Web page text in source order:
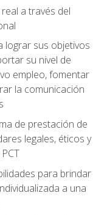
a través del
lograr sus objetivos
su nivel de
empleo, fomentar
la comunicación
de prestación de
legales, éticos y
para brindar
a una